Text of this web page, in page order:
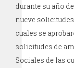
durante su año
nueve
cuales se
solicitudes de
Sociales de las